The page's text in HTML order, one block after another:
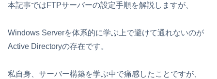
本記事ではFTPサーバーの設定手順を解説しますが、
Windows Serverを体系的に学ぶ上で避けて通れないのが
Active Directoryの存在です。
私自身、サーバー構築を学ぶ中で痛感したことですが、